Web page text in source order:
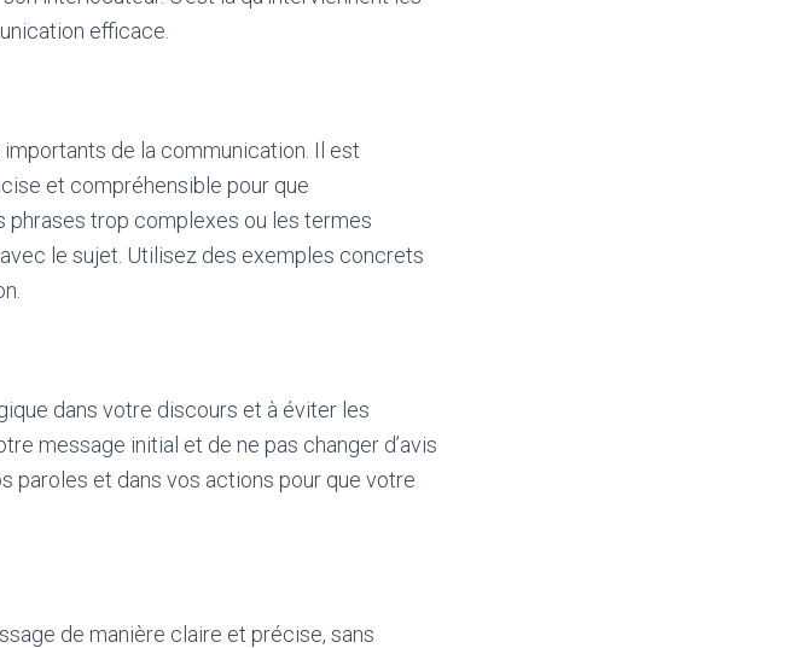
efficace.
de la communication. Il est
et compréhensible pour que
phrases trop complexes ou les termes
le sujet. Utilisez des exemples concrets
dans votre discours et à éviter les
message initial et de ne pas changer d’avis
paroles et dans vos actions pour que votre
de manière claire et précise, sans